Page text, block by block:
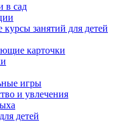
в сад
курсы занятий для детей
карточки
игры
и увлечения
детей